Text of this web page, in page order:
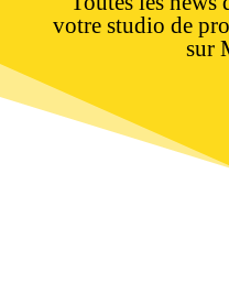
votre studio de
sur